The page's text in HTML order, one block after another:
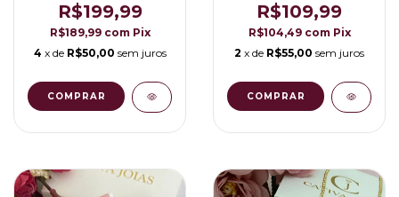
R$199,99
R$189,99 com Pix
4 x de R$50,00 sem juros
COMPRAR
R$109,99
R$104,49 com Pix
2 x de R$55,00 sem juros
COMPRAR